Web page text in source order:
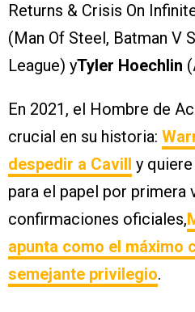
Returns & Crisis On
(Man Of Steel, Batman V
League) yTyler Hoechlin
En 2021, el Hombre de
crucial en su historia:
despedir a Cavill y
para el papel por primera
confirmaciones oficiales,
apunta como el máximo
semejante privilegio.